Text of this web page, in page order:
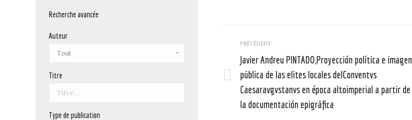
Navigation
article
PRÉCÉDENT
Article
précédent
:
Javier Andreu PINTADO,Proyección política e imagen
pública de las elites locales delConventvs
Caesaravgvstanvs en época altoimperial a partir de
la documentación epigráfica
Recherche avancée
Auteur
Titre
Type de publication